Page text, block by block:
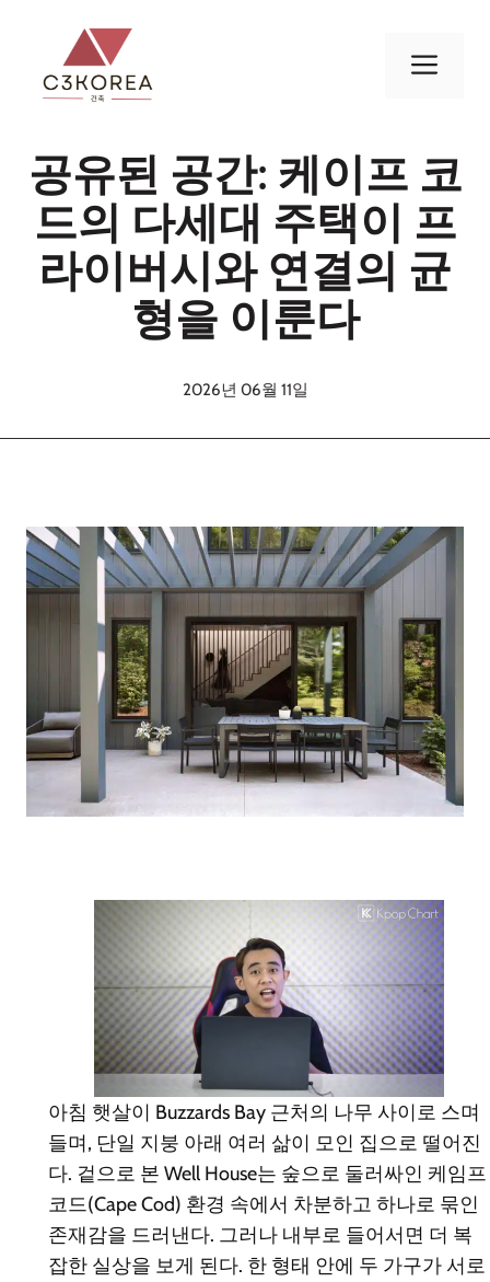
메
공유된 공간: 케이프 코
드의 다세대 주택이 프
라이버시와 연결의 균
형을 이룬다
2026년 06월 11일
아침 햇살이 Buzzards Bay 근처의 나무 사이로 스며
들며, 단일 지붕 아래 여러 삶이 모인 집으로 떨어진
다. 겉으로 본 Well House는 숲으로 둘러싸인 케임프
코드(Cape Cod) 환경 속에서 차분하고 하나로 묶인
존재감을 드러낸다. 그러나 내부로 들어서면 더 복
잡한 실상을 보게 된다. 한 형태 안에 두 가구가 서로